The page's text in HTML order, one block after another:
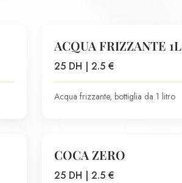
ACQUA FRIZZANTE 1L
25 DH | 2.5 €
Acqua frizzante, bottiglia da 1 litro
COCA ZERO
25 DH | 2.5 €